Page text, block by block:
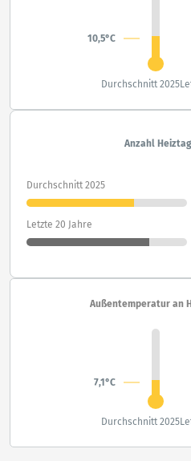
10,5°C
Durchschnitt 2025
Anzahl
Durchschnitt 2025
Letzte 20 Jahre
Außentemperatur an
7,1°C
Durchschnitt 2025